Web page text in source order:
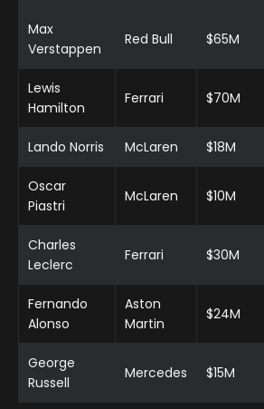
Max
Verstappen
Red Bull $65M
Lewis
Hamilton
Ferrari $70M
Lando Norris McLaren $18M
Oscar
Piastri
McLaren $10M
Charles
Leclerc
Ferrari $30M
Fernando
Alonso
Aston
Martin
$24M
George
Russell
Mercedes $15M